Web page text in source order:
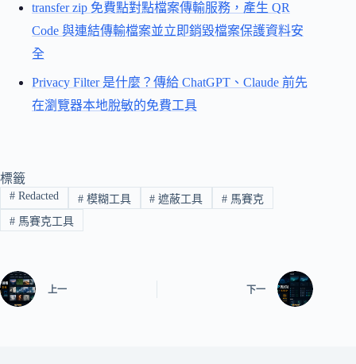
transfer zip 免費點對點檔案傳輸服務，產生 QR
Code 與連結傳輸檔案並立即銷毀檔案保護資料安
全
Privacy Filter 是什麼？傳給 ChatGPT、Claude 前先
在瀏覽器本地脫敏的免費工具
標籤
#Redacted #模糊工具 # 遮蔽工具 # 馬賽克
#馬賽克工具
上一 下一